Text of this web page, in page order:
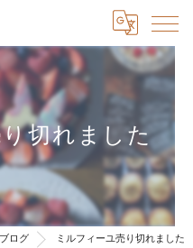
切れました
ブログ ミルフィーユ売り切れました